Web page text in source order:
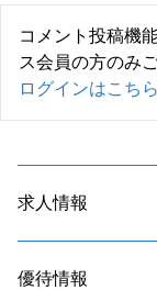
コメント投稿機
ス会員の方のみ
ログインはこちら
求人情報
優待情報